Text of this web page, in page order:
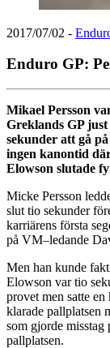
2017/07/02 -
Enduro GP:
Mikael Persson
Greklands GP just
sekunder att gå
ingen kanontid
Elowson slutade
Micke Persson
slut tio sekunder
karriärens första
på VM–ledande
Men han kunde
Elowson var tio
provet men satte
klarade pallplatsen
som gjorde misstag
pallplatsen.